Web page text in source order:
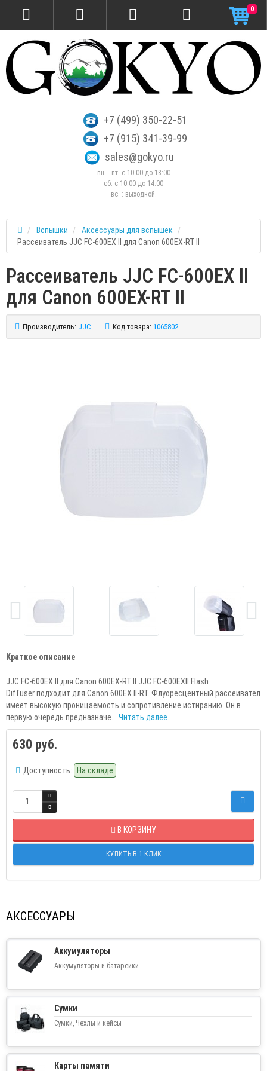
+7 (499) 350-22-51
+7 (915) 341-39-99
sales@gokyo.ru
пн. - пт. с 10:00 до 18:00
сб. c 10:00 до 14:00
вс. : выходной.
0
Вспышки
Аксессуары для вспышек
Рассеиватель JJC FC-600EX II для Canon 600EX-RT II
Рассеиватель JJC FC-600EX II
для Canon 600EX-RT II
Производитель: JJC Код товара: 1065802
Краткое описание
JJC FC-600EX II для Canon 600EX-RT II JJC FC-600EXII Flash
Diffuser подходит для Canon 600EX II-RT. Флуоресцентный рассеивател
имеет высокую проницаемость и сопротивление истиранию. Он в
первую очередь предназначе... Читать далее...
630 руб.
Доступность: На складе
В КОРЗИНУ
КУПИТЬ В 1 КЛИК
АКСЕССУАРЫ
Аккумуляторы
Аккумуляторы и батарейки
Сумки
Сумки, Чехлы и кейсы
Карты памяти